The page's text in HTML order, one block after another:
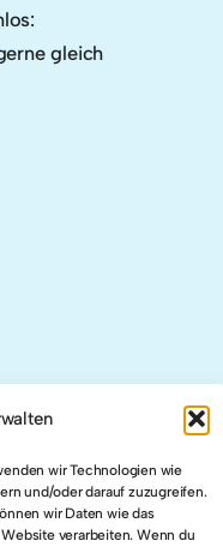
wir Technologien wie
und/oder darauf zuzugreifen.
wir Daten wie das
verarbeiten. Wenn du
gleich